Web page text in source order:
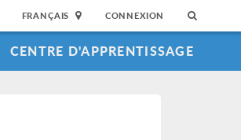
FRANÇAIS CONNEXION
CENTRE D'APPRENTISSAGE